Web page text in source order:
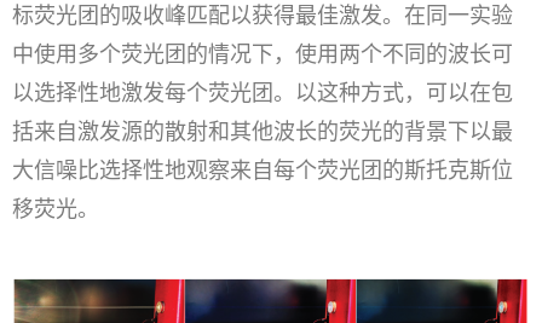
标荧光团的吸收峰匹配以获得最佳激发。在同一实验
中使用多个荧光团的情况下，使用两个不同的波长可
以选择性地激发每个荧光团。以这种方式，可以在包
括来自激发源的散射和其他波长的荧光的背景下以最
大信噪比选择性地观察来自每个荧光团的斯托克斯位
移荧光。